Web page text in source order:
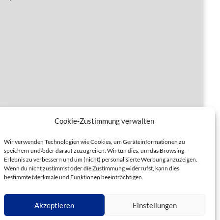
Cookie-Zustimmung verwalten
Wir verwenden Technologien wie Cookies, um Geräteinformationen zu
speichern und/oder darauf zuzugreifen. Wir tun dies, um das Browsing-
Erlebnis zu verbessern und um (nicht) personalisierte Werbung anzuzeigen.
Wenn du nicht zustimmst oder die Zustimmung widerrufst, kann dies
bestimmte Merkmale und Funktionen beeinträchtigen.
Akzeptieren Einstellungen